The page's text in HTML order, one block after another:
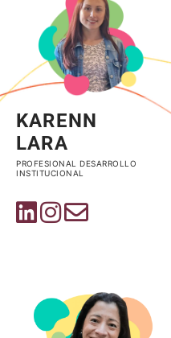
KARENN
LARA
PROFESIONAL DESARROLLO
INSTITUCIONAL